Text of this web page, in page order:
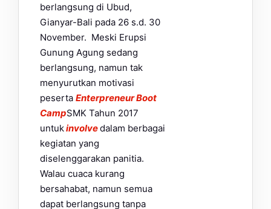
berlangsung di Ubud,
Gianyar-Bali pada 26 s.d. 30
November. Meski Erupsi
Gunung Agung sedang
berlangsung, namun tak
menyurutkan motivasi
peserta Enterpreneur Boot
CampSMK Tahun 2017
untukinvolvedalam berbagai
kegiatan yang
diselenggarakan panitia.
Walau cuaca kurang
bersahabat, namun semua
dapat berlangsung tanpa